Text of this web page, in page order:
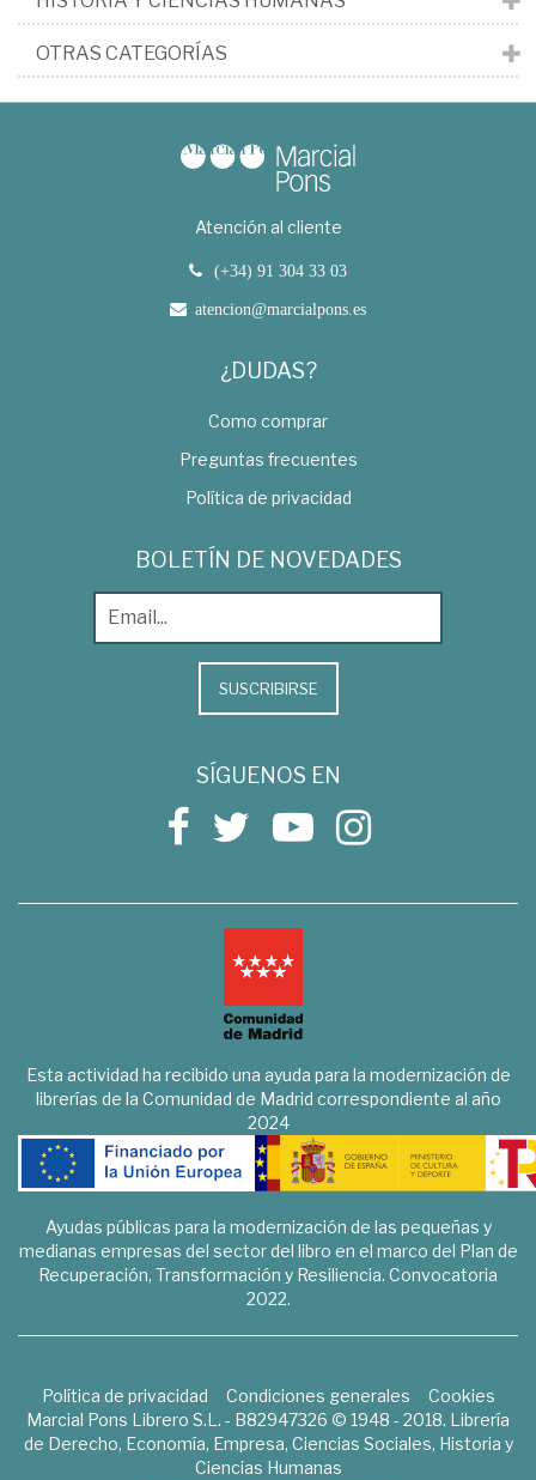
OTRAS CATEGORÍAS
Atención al cliente
(+34) 91 304 33 03
atencion@marcialpons.es
¿DUDAS?
Como comprar
Preguntas frecuentes
Política de privacidad
BOLETÍN DE NOVEDADES
SUSCRIBIRSE
SÍGUENOS EN
Esta actividad ha recibido una ayuda para la modernización de
librerías de la Comunidad de Madrid correspondiente al año
2024
Ayudas públicas para la modernización de las pequeñas y
medianas empresas del sector del libro en el marco del Plan de
Recuperación, Transformación y Resiliencia. Convocatoria
2022.
Política de privacidad Condiciones generales
Cookies
Marcial Pons Librero S.L. - B82947326 © 1948 - 2018. Librería
de Derecho, Economía, Empresa, Ciencias Sociales, Historia y
Ciencias Humanas